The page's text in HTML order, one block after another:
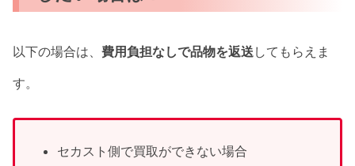
以下の場合は、 費用負担なしで品物を返送してもらえま
す。
セカスト側で買取ができない場合